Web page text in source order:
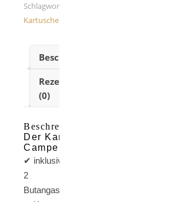
Schlagwort:
Kartuschenkocher
Beschreibung
Rezensionen
(0)
Beschreibung
Der Kartuschenkocher
Camper
✔ inklusive
2
Butangaskartuschen